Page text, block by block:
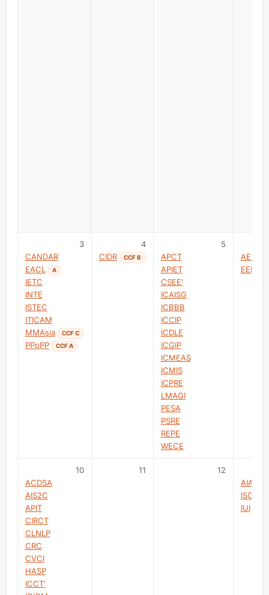
3
CANDAR
EACL
A
IETC
INTE
ISTEC
ITICAM
MMAsia
CCF C
PPoPP CCF A
4
CIDR
CCF B
5
APCT
APIET
CSEE'
ICAISG
ICBBB
ICCIP
ICDLE
ICGIP
ICMEAS
ICMIS
ICPRE
LMAGI
PESA
PSRE
REPE
WECE
AEMDS
EEPE-
10
ACDSA
AIS2C
APIT
CIRCT
CLNLP
CRC
CVCI
HASP
ICCT'
11
12
AIAC
ISCSIC
IUI